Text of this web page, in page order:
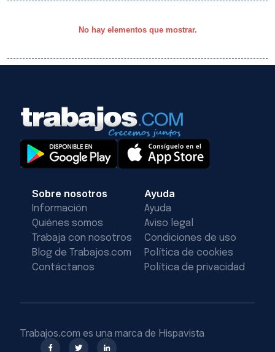
No hay elementos que mostrar.
Sobre nosotros
Información
Quiénes somos
Trabaja con nosotros
Blog de Trabajos.com
Contáctanos
Ayuda
Ayuda
Aviso legal
Condiciones de uso
Política de cookies
Política de privacidad
Trabajos.com es una marca de Hispavista